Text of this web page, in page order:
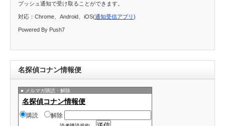
プッシュ通知で受け取ることができます。
対応：Chrome、Android、iOS(通知受信アプリ )
Powered By Push7
名探偵コナン情報便
メルマガ購読・解除
名探偵コナン情報便
購読 解除